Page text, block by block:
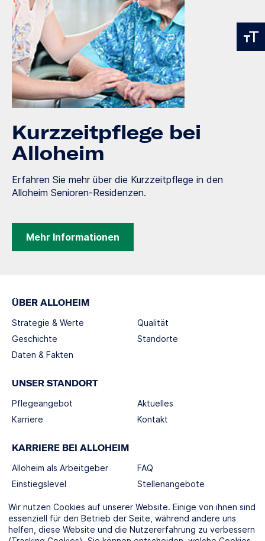
Kurzzeitpflege bei
Alloheim
Erfahren Sie mehr über die Kurzzeitpflege in den
Alloheim Senioren-Residenzen.
Mehr Informationen
ÜBER ALLOHEIM
Strategie & Werte
Geschichte
Daten & Fakten
Qualität
Standorte
UNSER STANDORT
Pflegeangebot
Karriere
Aktuelles
Kontakt
KARRIERE BEI ALLOHEIM
Alloheim als Arbeitgeber
Einstiegslevel
FAQ
Stellenangebote
SOCIAL MEDIA
Wir nutzen Cookies auf unserer Website. Einige von ihnen sind
essenziell für den Betrieb der Seite, während andere uns
helfen, diese Website und die Nutzererfahrung zu verbessern